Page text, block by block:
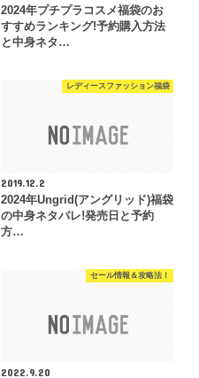
2024年プチプラコスメ福袋のお
すすめランキング!予約購入方法
と中身ネタ…
レディースファッション福袋
2019.12.2
2024年Ungrid(アングリッド)福袋
の中身ネタバレ!発売日と予約
方…
セール情報＆攻略法！
2022.9.20